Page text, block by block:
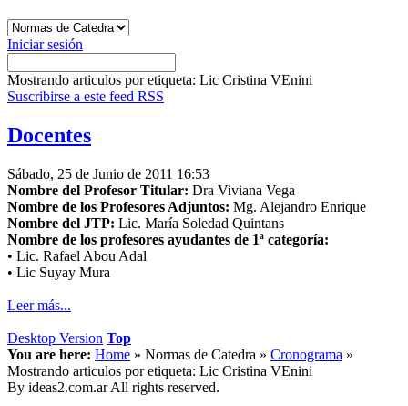
Iniciar sesión
Mostrando articulos por etiqueta: Lic Cristina VEnini
Suscribirse a este feed RSS
Docentes
Sábado, 25 de Junio de 2011 16:53
Nombre del Profesor Titular: Dra Viviana Vega
Nombre de los Profesores Adjuntos: Mg. Alejandro Enrique
Nombre del JTP: Lic. María Soledad Quintans
Nombre de los profesores ayudantes de 1ª categoría:
• Lic. Rafael Abou Adal
• Lic Suyay Mura
Leer más...
Desktop Version Top
You are here: Home » Normas de Catedra » Cronograma »
Mostrando articulos por etiqueta: Lic Cristina VEnini
By ideas2.com.ar All rights reserved.